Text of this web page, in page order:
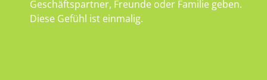
Geschäftspartner, Freunde oder Familie geben.
Diese Gefühl ist einmalig.